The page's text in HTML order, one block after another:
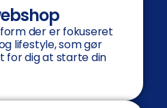
der er fokuseret
lifestyle, som gør
for dig at starte din